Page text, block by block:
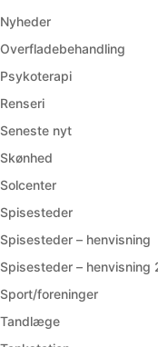
Nyheder
Overfladebehandling
Psykoterapi
Renseri
Seneste nyt
Skønhed
Solcenter
Spisesteder
Spisesteder – henvisning
Spisesteder – henvisning
Sport/foreninger
Tandlæge